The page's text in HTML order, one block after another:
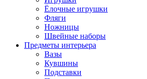
Ёлочные игрушки
Фляги
Ножницы
Швейные наборы
Предметы интерьера
Вазы
Кувшины
Подставки